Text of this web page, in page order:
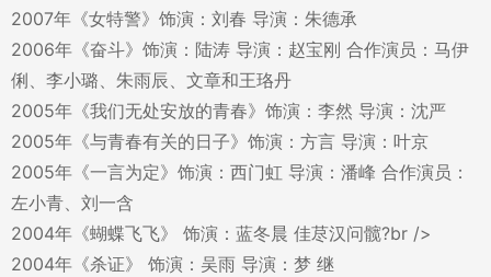
2007年《女特警》饰演：刘春 导演：朱德承
2006年《奋斗》饰演：陆涛 导演：赵宝刚 合作演员：马伊
俐、李小璐、朱雨辰、文章和王珞丹
2005年《我们无处安放的青春》饰演：李然 导演：沈严
2005年《与青春有关的日子》饰演：方言 导演：叶京
2005年《一言为定》饰演：西门虹 导演：潘峰 合作演员：
左小青、刘一含
2004年《蝴蝶飞飞》 饰演：蓝冬晨 佳荩汉问髋?br />
2004年《杀证》 饰演：吴雨 导演：梦 继